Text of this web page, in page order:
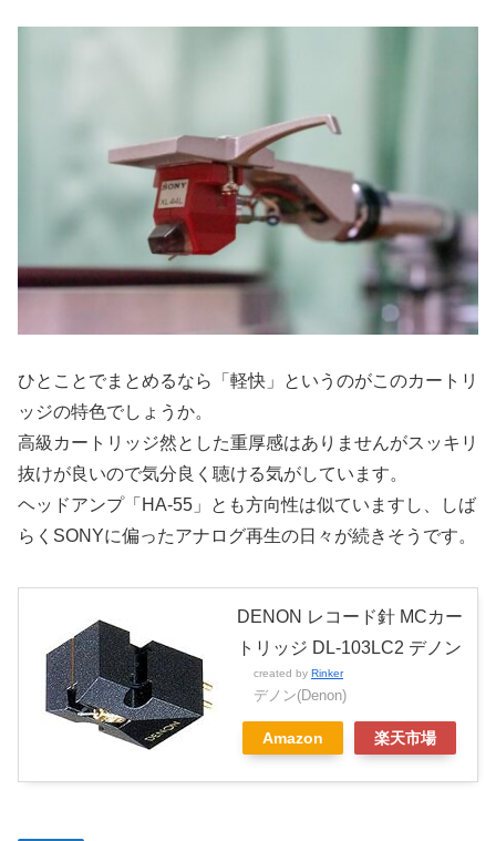
ひとことでまとめるなら「軽快」というのがこのカートリ
ッジの特色でしょうか。
高級カートリッジ然とした重厚感はありませんがスッキリ
抜けが良いので気分良く聴ける気がしています。
ヘッドアンプ「HA-55」とも方向性は似ていますし、しば
らくSONYに偏ったアナログ再生の日々が続きそうです。
DENON レコード針 MCカー
トリッジ DL-103LC2 デノン
created by Rinker
デノン(Denon)
Amazon 楽天市場